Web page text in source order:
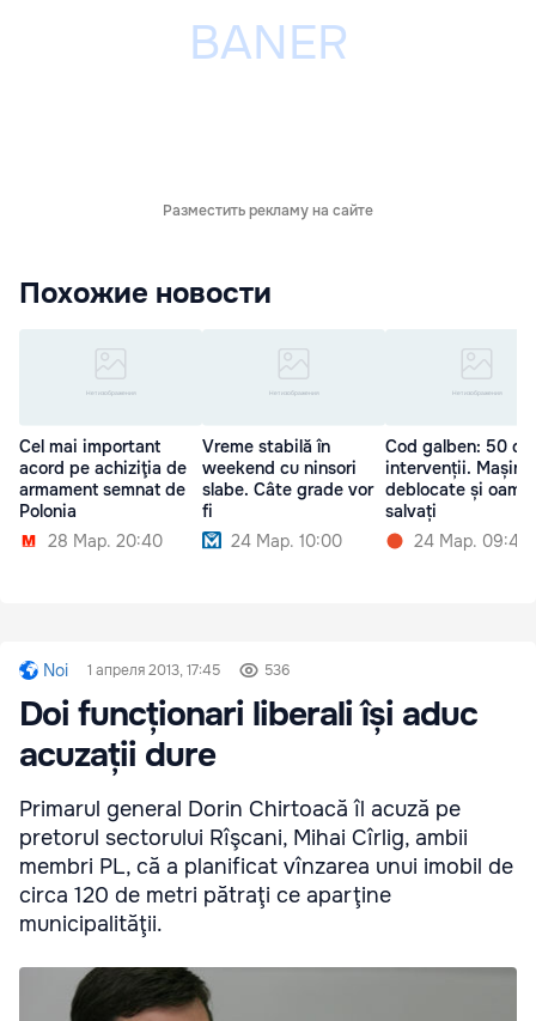
Разместить рекламу на сайте
Похожие новости
Cel mai important
acord pe achiziţia de
armament semnat de
Polonia
28 Мар. 20:40
Vreme stabilă în
weekend cu ninsori
slabe. Câte grade vor
fi
24 Мар. 10:00
Cod galben: 50 de
intervenții. Mașini
deblocate și
salvați
24 Мар. 09:40
Noi 1 апреля 2013, 17:45 536
Doi funcționari liberali își aduc
acuzații dure
Primarul general Dorin Chirtoacă îl acuză pe
pretorul sectorului Rîşcani, Mihai Cîrlig, ambii
membri PL, că a planificat vînzarea unui imobil de
circa 120 de metri pătraţi ce aparţine
municipalităţii.